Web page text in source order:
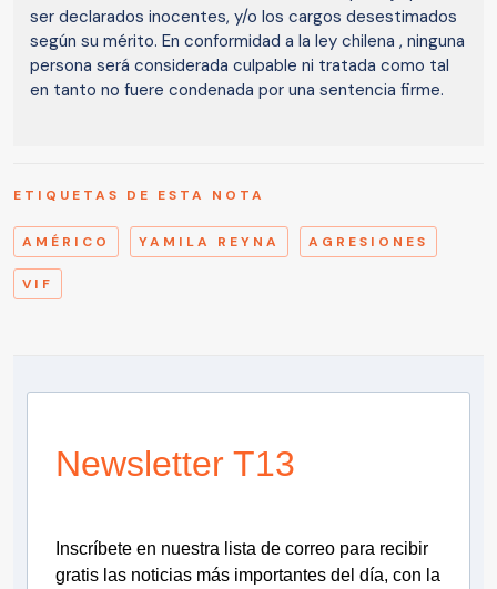
ser declarados inocentes, y/o los cargos desestimados
según su mérito. En conformidad a la ley chilena , ninguna
persona será considerada culpable ni tratada como tal
en tanto no fuere condenada por una sentencia firme.
ETIQUETAS DE ESTA NOTA
AMÉRICO YAMILA REYNA AGRESIONES
VIF
Newsletter T13
Inscríbete en nuestra lista de correo para recibir
gratis las noticias más importantes del día, con la